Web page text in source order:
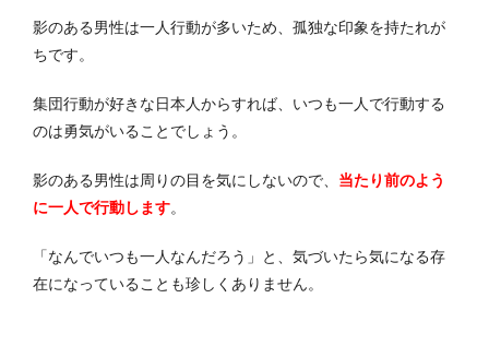
影のある男性は一人行動が多いため、孤独な印象を持たれが
ちです。
集団行動が好きな日本人からすれば、いつも一人で行動する
のは勇気がいることでしょう。
影のある男性は周りの目を気にしないので、 当たり前のよう
に一人で行動します。
「なんでいつも一人なんだろう」と、気づいたら気になる存
在になっていることも珍しくありません。